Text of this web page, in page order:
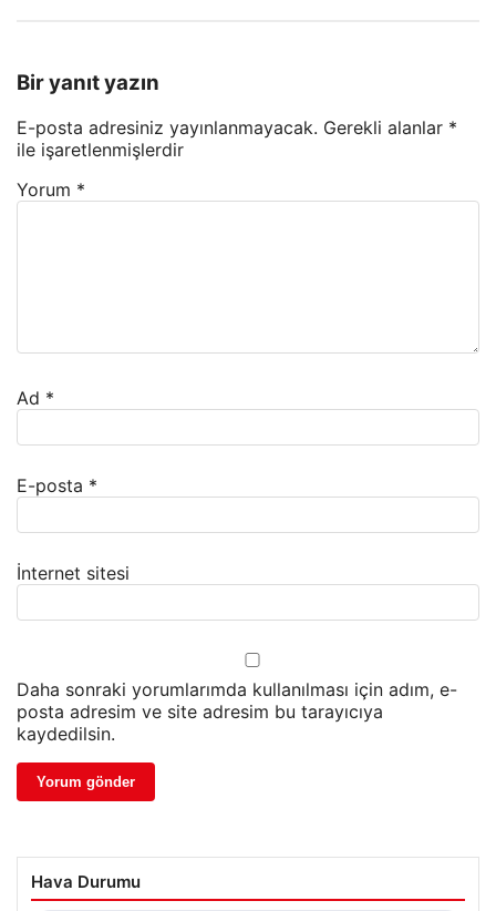
Bir yanıt yazın
E-posta adresiniz yayınlanmayacak. Gerekli alanlar *
ile işaretlenmişlerdir
Yorum *
Ad *
E-posta *
İnternet sitesi
Daha sonraki yorumlarımda kullanılması için adım, e-
posta adresim ve site adresim bu tarayıcıya
kaydedilsin.
Hava Durumu